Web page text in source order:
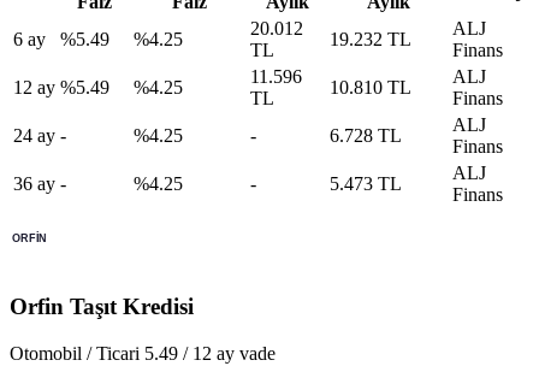
6 ay %5.49 %4.25
20.012
TL
19.232 TL
ALJ
Finans
12 ay %5.49 %4.25
11.596
TL
10.810 TL
ALJ
Finans
24 ay - %4.25 - 6.728 TL
ALJ
Finans
36 ay - %4.25 - 5.473 TL
ALJ
Finans
Orfin Taşıt Kredisi
Otomobil / Ticari 5.49 / 12 ay vade